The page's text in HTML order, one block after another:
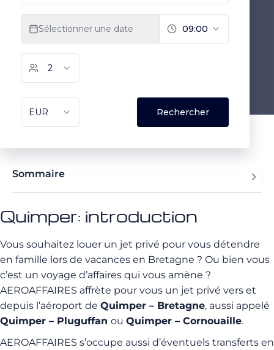
Sommaire
Quimper: introduction
Vous souhaitez louer un jet privé pour vous détendre
en famille lors de vacances en Bretagne ? Ou bien vous
c’est un voyage d’affaires qui vous amène ?
AEROAFFAIRES affrète pour vous un jet privé vers et
depuis l’aéroport de Quimper – Bretagne, aussi appelé
Quimper – Pluguffan ou Quimper – Cornouaille.
AEROAFFAIRES s’occupe aussi d’éventuels transferts en